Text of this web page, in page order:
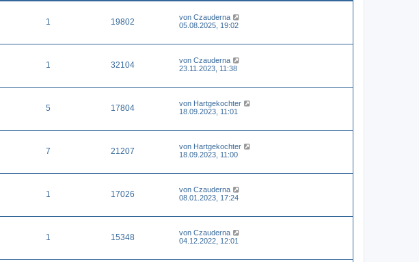
1 19802 von Czauderna
05.08.2025, 19:02
1 32104 von Czauderna
23.11.2023, 11:38
5 17804 von Hartgekochter
18.09.2023, 11:01
7 21207 von Hartgekochter
18.09.2023, 11:00
1 17026 von Czauderna
08.01.2023, 17:24
1 15348 von Czauderna
04.12.2022, 12:01